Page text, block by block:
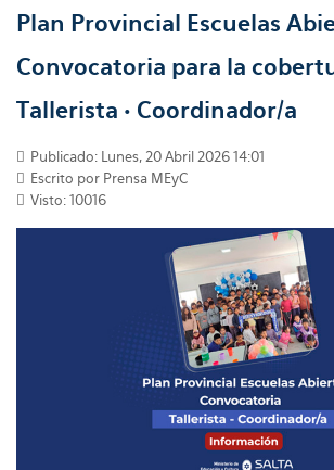
Plan Provincial Escuelas
Convocatoria para la
Tallerista • Coordinador/a
Publicado: Lunes, 20 Abril 2026 14:01
Escrito por Prensa MEyC
Visto: 10016